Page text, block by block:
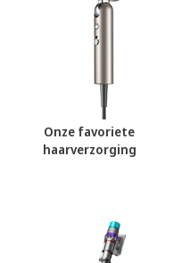
Onze favoriete
haarverzorging